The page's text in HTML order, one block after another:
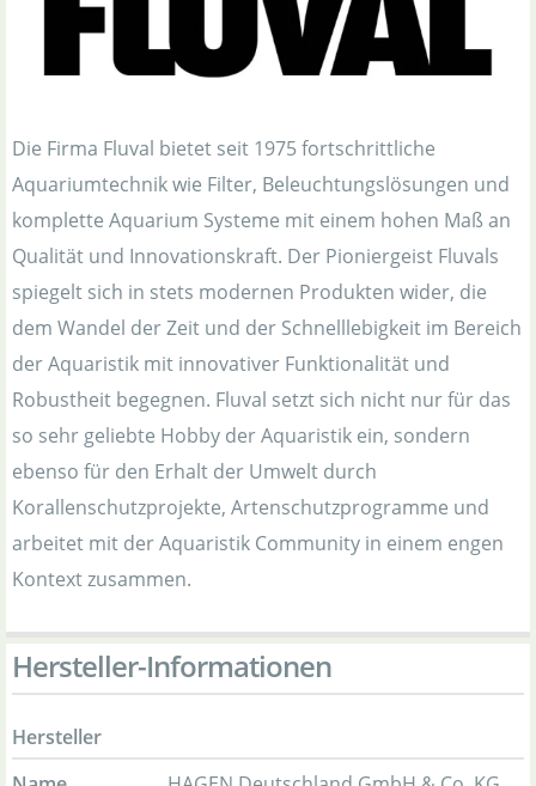
Die Firma Fluval bietet seit 1975 fortschrittliche
Aquariumtechnik wie Filter, Beleuchtungslösungen und
komplette Aquarium Systeme mit einem hohen Maß an
Qualität und Innovationskraft. Der Pioniergeist Fluvals
spiegelt sich in stets modernen Produkten wider, die
dem Wandel der Zeit und der Schnelllebigkeit im Bereich
der Aquaristik mit innovativer Funktionalität und
Robustheit begegnen. Fluval setzt sich nicht nur für das
so sehr geliebte Hobby der Aquaristik ein, sondern
ebenso für den Erhalt der Umwelt durch
Korallenschutzprojekte, Artenschutzprogramme und
arbeitet mit der Aquaristik Community in einem engen
Kontext zusammen.
Hersteller-Informationen
Hersteller